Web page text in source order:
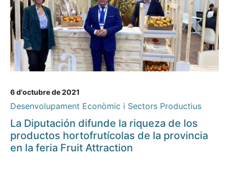
6 d'octubre de 2021
Desenvolupament Econòmic i Sectors Productius
La Diputación difunde la riqueza de los
productos hortofrutícolas de la provincia
en la feria Fruit Attraction